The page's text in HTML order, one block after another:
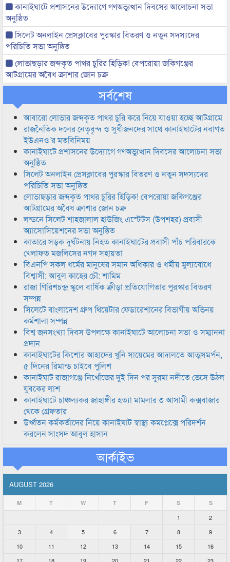
কানাইঘাটে প্রশাসনের উদ্যোগে গণঅভ্যুত্থান দিবসের আলোচনা সভা
অনুষ্ঠিত
সিলেট অনলাইন প্রেসক্লাবের পুরস্কার বিতরণ ও নতুন সদস্যদের
পরিচিতি সভা অনুষ্ঠিত
লোভাছড়ার জব্দকৃত পাথর চুরির হিড়িক! বেপরোয়া জকিগঞ্জের
আটগ্রামের অবৈধ ক্রাশার জোন চক্র
সর্বশেষ
আবারো লোভার জব্দকৃত পাথর চুরি করে নিয়ে যাওয়া হচ্ছে আটগ্রামে
রাজনৈতিক দলের নেতৃবৃন্দ ও সুধীজনদের সাথে কানাইঘাটের নবাগত
ইউএনও’র মতবিনিময়
কানাইঘাটে প্রশাসনের উদ্যোগে গণঅভ্যুত্থান দিবসের আলোচনা সভা
অনুষ্ঠিত
সিলেট অনলাইন প্রেসক্লাবের পুরস্কার বিতরণ ও নতুন সদস্যদের
পরিচিতি সভা অনুষ্ঠিত
লোভাছড়ার জব্দকৃত পাথর চুরির হিড়িক! বেপরোয়া জকিগঞ্জের
আটগ্রামের অবৈধ ক্রাশার জোন চক্র
লন্ডনে সিলেট শাহজালাল হাউজিং এস্টেটস (উপশহর) প্রবাসী
অ্যাসোসিয়েশনের সভা অনুষ্ঠিত
কাতারে সড়ক দুর্ঘটনায় নিহত কানাইঘাটের প্রবাসী পাঁচ পরিবারকে
খেলাফত মজলিসের নগদ সহায়তা
বিএনপি সকল ধর্মের মানুষের সমান অধিকার ও ধর্মীয় মুল্যবোধে
বিশ্বাসী: আবুল কাহের চৌ: শামিম
রাজা গিরিশচন্দ্র স্কুলে বার্ষিক ক্রীড়া প্রতিযোগিতার পুরস্কার বিতরণ
সম্পন্ন
সিলেটে বাংলাদেশ গ্রুপ থিয়েটার ফেডারেশানের বিভাগীয় অভিনয়
কর্মশালা সম্পন্ন
বিশ্ব জনসংখ্যা দিবস উপলক্ষে কানাইঘাটে আলোচনা সভা ও সম্মাননা
প্রদান
কানাইঘাটের কিশোর আহাদের খুনি সায়েমের আদালতে আত্মসমর্পন,
৫ দিনের রিমান্ড চাইবে পুলিশ
কানাইঘাট রাজাগঞ্জে নিখোঁজের দুই দিন পর সুরমা নদীতে ভেসে উঠল
যুবকের লাশ
কানাইঘাটে চাঞ্চল্যকর জাহাঙ্গীর হত্যা মামলার ৩ আসামী কক্সবাজার
থেকে গ্রেফতার
উর্ধ্বতন কর্মকর্তাদের নিয়ে কানাইঘাট স্বাস্থ্য কমপ্লেক্সে পরিদর্শন
করলেন সাংসদ আবুল হাসান
আর্কাইভ
AUGUST 2026
M T W T F S S
1
2
3
4 5 6 7 8
9
10
11 12 13 14 15
16